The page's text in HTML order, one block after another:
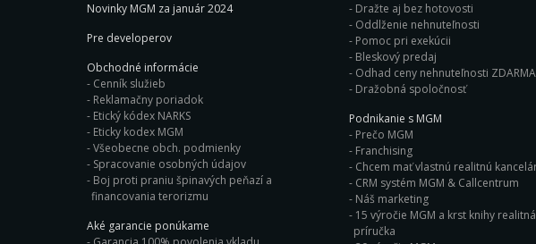
Novinky MGM za január 2024
Pre developerov
Obchodné informácie
Cenník služieb
Reklamačny poriadok
Etický kódex NARKS
Eticky kodex MGM
Všeobecne obch. podmienky
Spracovanie osobných údajov
Boj proti praniu špinavých peňazí a
financovania terorizmu
Aké garancie ponúkame
Dražte aj bez hotovosti
Oddlženie nehnuteľnosti
Pomoc pri exekúcii
Bleskový predaj
Odhad ceny nehnuteľnosti ZDARMA
Dražobná spoločnosť
Podnikanie s MGM
Prečo MGM
Franchising
Chcem mať vlastnú realitnú
CRM systém MGM & Callcentrum
Náš marketing
15 výročie MGM a krst knihy realitná
príručka